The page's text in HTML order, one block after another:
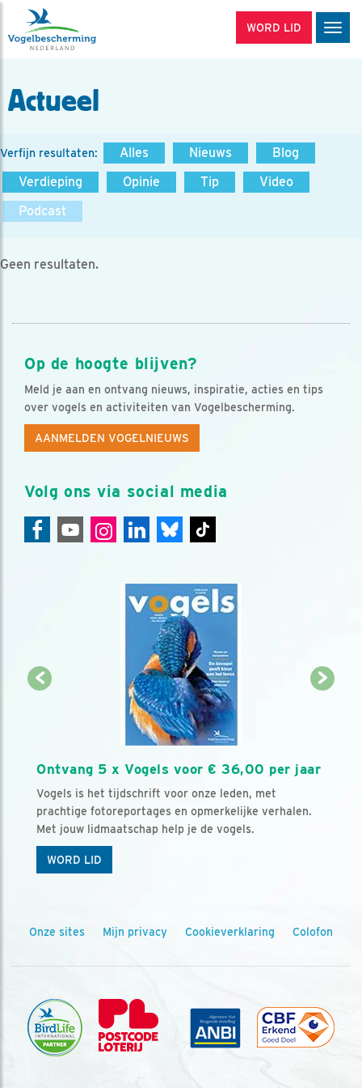
WORD LID
Actueel
Verfijn resultaten: Alles Nieuws
Blog
Verdieping
Opinie Tip
Video
Podcast
Geen resultaten.
Op de hoogte blijven?
Meld je aan en ontvang nieuws, inspiratie, acties en tips
over vogels en activiteiten van Vogelbescherming.
AANMELDEN VOGELNIEUWS
Volg ons via social media
Ontvang 5 x Vogels voor € 36,00 per jaar
Vogels is het tijdschrift voor onze leden, met
prachtige fotoreportages en opmerkelijke verhalen.
Met jouw lidmaatschap help je de vogels.
WORD LID
Onze sites Mijn privacy Cookieverklaring Colofon